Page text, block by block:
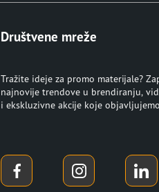
Društvene mreže
Tražite ideje za promo materijale?
najnovije trendove u brendiranju,
i ekskluzivne akcije koje